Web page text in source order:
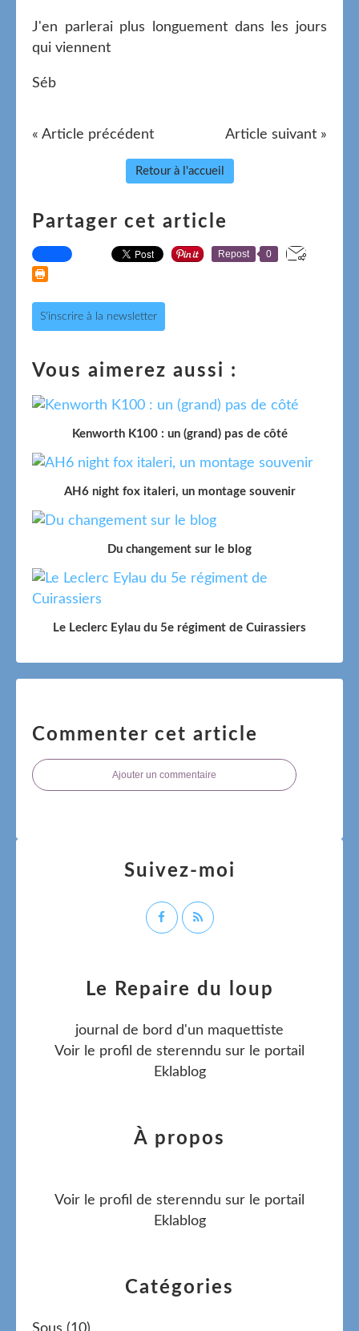
J'en parlerai plus longuement dans les jours
qui viennent
Séb
« Article précédent Article suivant »
Retour à l'accueil
Partager cet article
Repost 0
S'inscrire à la newsletter
Vous aimerez aussi :
Kenworth K100 : un (grand) pas de côté
AH6 night fox italeri, un montage souvenir
Du changement sur le blog
Le Leclerc Eylau du 5e régiment de Cuirassiers
Commenter cet article
Ajouter un commentaire
Catégories
Le Repaire du loup
journal de bord d'un maquettiste
Voir le profil de sterenndu sur le portail
Eklablog
Suivez-moi
À propos
Voir le profil de sterenndu sur le portail
Eklablog